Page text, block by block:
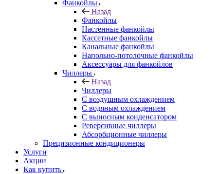
Фанкойлы
Назад
Фанкойлы
Настенные фанкойлы
Кассетные фанкойлы
Канальные фанкойлы
Напольно-потолочные фанкойлы
Аксессуары для фанкойлов
Чиллеры
Назад
Чиллеры
С воздушным охлаждением
С водяным охлаждением
С выносным конденсатором
Реверсивные чиллеры
Абсорбционные чиллеры
Прецизионные кондиционеры
Услуги
Акции
Как купить